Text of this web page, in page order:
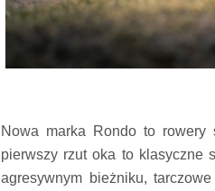
Nowa marka Rondo to rowery
pierwszy rzut oka to klasyczne
agresywnym bieżniku,